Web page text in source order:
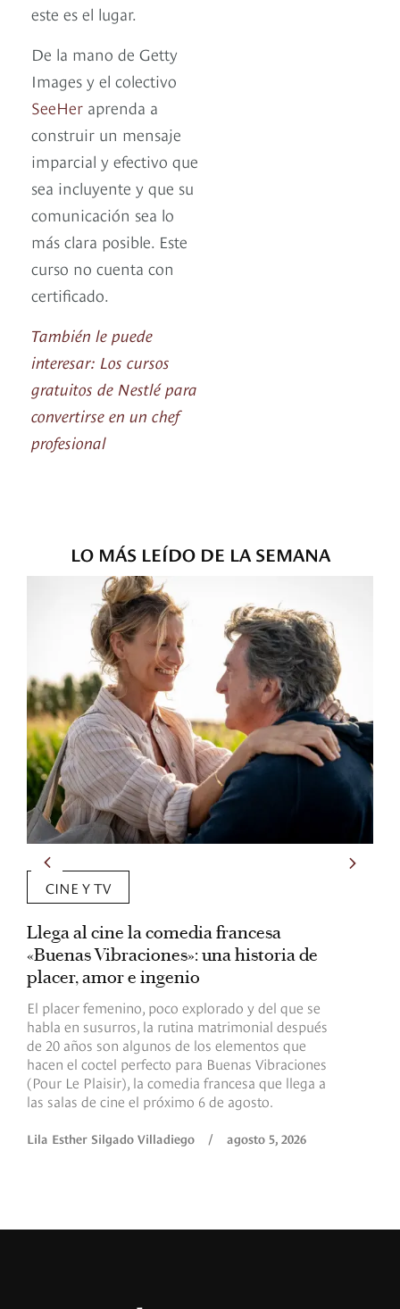
este es el lugar.
De la mano de Getty
Images y el colectivo
SeeHer aprenda a
construir un mensaje
imparcial y efectivo que
sea incluyente y que su
comunicación sea lo
más clara posible. Este
curso no cuenta con
certificado.
También le puede
interesar: Los cursos
gratuitos de Nestlé para
convertirse en un chef
profesional
LO MÁS LEÍDO DE LA SEMANA
ARTE Y LIBROS
Cinco libros para entender el universo
de Anthony Bourdain antes del
estreno de ‘Tony’
Antes del estreno de Tony, el biopic producido
por A24, cinco libros permiten descubrir las
distintas facetas de Anthony Bourdain: el
cocinero, el escritor, el viajero y el cronista que
transformó la manera de contar la gastronomía.